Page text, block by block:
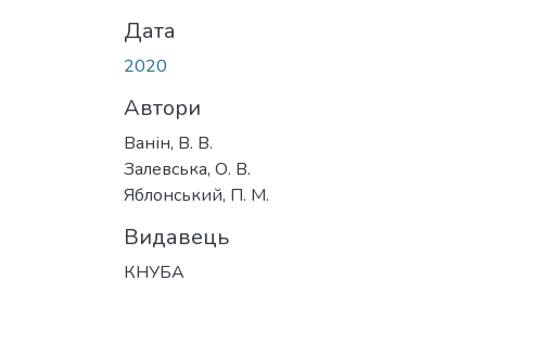
Дата
2020
Автори
Ванін, В. В.
Залевська, О. В.
Яблонський, П. М.
Видавець
КНУБА